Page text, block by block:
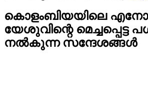
കൊളംബിയയിലെ
യേശുവിന്റെ മെച്ചപ്പെട്ട
നൽകുന്ന സന്ദേശങ്ങള്‍